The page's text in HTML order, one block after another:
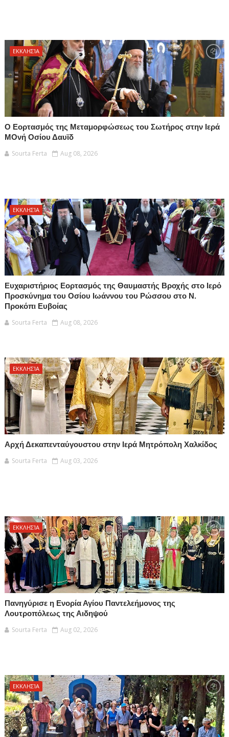
ΕΚΚΛΗΣΊΑ
Ο Εορτασμός της Μεταμορφώσεως του Σωτήρος στην Ιερά
ΜΟνή Οσίου Δαυϊδ
Sourta Ferta
Aug 08, 2026
ΕΚΚΛΗΣΊΑ
Ευχαριστήριος Εορτασμός της Θαυμαστής Βροχής στο Ιερό
Προσκύνημα του Οσίου Ιωάννου του Ρώσσου στο Ν.
Προκόπι Ευβοίας
Sourta Ferta
Aug 08, 2026
ΕΚΚΛΗΣΊΑ
Αρχή Δεκαπενταύγουστου στην Ιερά Μητρόπολη Χαλκίδος
Sourta Ferta
Aug 03, 2026
ΕΚΚΛΗΣΊΑ
Πανηγύρισε η Ενορία Αγίου Παντελεήμονος της
Λουτροπόλεως της Αιδηψού
Sourta Ferta
Aug 02, 2026
ΕΚΚΛΗΣΊΑ